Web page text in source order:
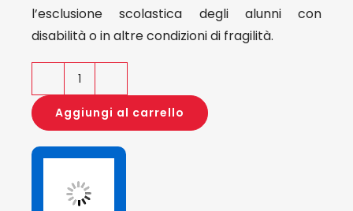
l’esclusione scolastica degli alunni con
disabilità o in altre condizioni di fragilità.
Verso
una
scuola
inclusiva
quantità
Aggiungi al carrello